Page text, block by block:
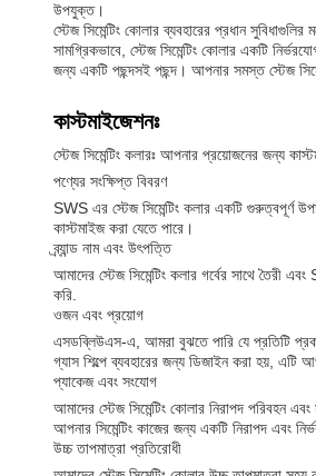
উপযুক্ত।
স্টেজ সিমেন্টিং কোলার ব্যবহারের প্রধান
সামগ্রিকভাবে, স্টেজ সিমেন্টিং কোলার একটি
জন্য একটি পছন্দসই পছন্দ। আপনার সমস্ত স্টেজ
কাস্টমাইজেশনঃ
স্টেজ সিমেন্টিং কলারঃ আপনার প্রয়োজনের জন্য
পণ্যের সংক্ষিপ্ত বিবরণ
SWS এর স্টেজ সিমেন্টিং কলার একটি গুরুত্বপূর্ণ
কাস্টমাইজ করা যেতে পারে।
ব্র্যান্ড নাম এবং উৎপত্তি
আমাদের স্টেজ সিমেন্টিং কলার গর্বের সাথে তৈরী
করি.
ওজন এবং প্রয়োগ
এসডব্লিউএস-এ, আমরা বুঝতে পারি যে প্রতিটি
গ্যাস শিল্পে ব্যবহারের জন্য ডিজাইন করা হয়, এটি
প্যাকেজ এবং সংযোগ
আমাদের স্টেজ সিমেন্টিং কোলার নিরাপদ পরিবহন
আপনার সিমেন্টিং কাজের জন্য একটি নিরাপদ এবং
উচ্চ তাপমাত্রা প্রতিরোধী